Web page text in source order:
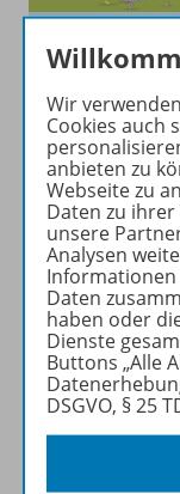
Wir
Cookies auch
anbieten zu
Webseite zu
Daten zu
unsere
Analysen
Daten
haben oder
Dienste
Buttons „Alle
DSGVO, § 25